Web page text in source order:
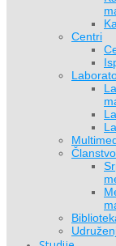
Centri